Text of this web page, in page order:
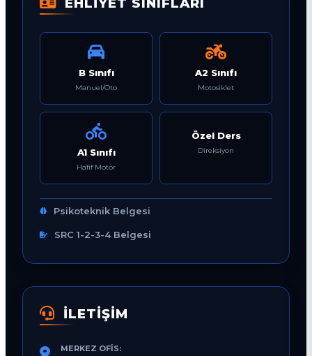
B Sınıfı
Manuel/Oto
A2 Sınıfı
Motosiklet
A1 Sınıfı
Hafif Motor
Özel Ders
Direksiyon
Psikoteknik Belgesi
SRC 1-2-3-4 Belgesi
İLETİŞİM
MERKEZ OFIS: